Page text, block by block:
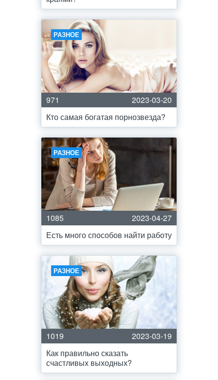
РАЗНОЕ
971
2023-03-20
Кто самая богатая порнозвезда?
РАЗНОЕ
1085
2023-04-27
Есть много способов найти работу
РАЗНОЕ
1019
2023-03-19
Как правильно сказать
счастливых выходных?